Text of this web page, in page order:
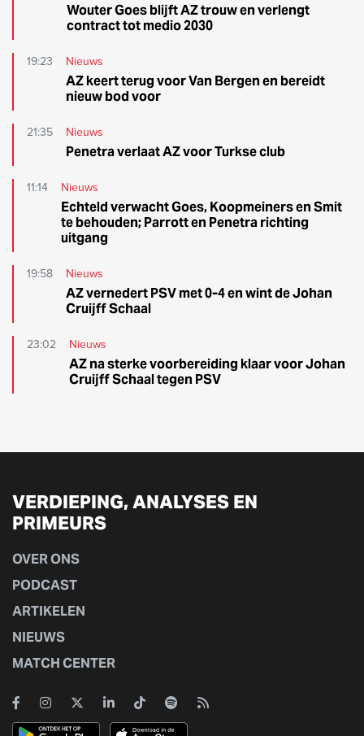
Wouter Goes blijft AZ trouw en verlengt
contract tot medio 2030
19:23
Nieuws
AZ keert terug voor Van Bergen en bereidt
nieuw bod voor
21:35
Nieuws
Penetra verlaat AZ voor Turkse club
11:14
Nieuws
Echteld verwacht Goes, Koopmeiners en Smit
te behouden; Parrott en Penetra richting
uitgang
19:58
Nieuws
AZ vernedert PSV met 0-4 en wint de Johan
Cruijff Schaal
23:02
Nieuws
AZ na sterke voorbereiding klaar voor Johan
Cruijff Schaal tegen PSV
VERDIEPING, ANALYSES EN
PRIMEURS
OVER ONS
PODCAST
ARTIKELEN
NIEUWS
MATCH CENTER